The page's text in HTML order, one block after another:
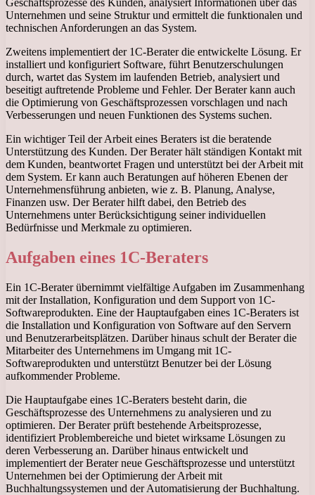
Unternehmen und seine Struktur und ermittelt die funktionalen und
technischen Anforderungen an das System.
Zweitens implementiert der 1C-Berater die entwickelte Lösung. Er
installiert und konfiguriert Software, führt Benutzerschulungen
durch, wartet das System im laufenden Betrieb, analysiert und
beseitigt auftretende Probleme und Fehler. Der Berater kann auch
die Optimierung von Geschäftsprozessen vorschlagen und nach
Verbesserungen und neuen Funktionen des Systems suchen.
Ein wichtiger Teil der Arbeit eines Beraters ist die beratende
Unterstützung des Kunden. Der Berater hält ständigen Kontakt mit
dem Kunden, beantwortet Fragen und unterstützt bei der Arbeit mit
dem System. Er kann auch Beratungen auf höheren Ebenen der
Unternehmensführung anbieten, wie z. B. Planung, Analyse,
Finanzen usw. Der Berater hilft dabei, den Betrieb des
Unternehmens unter Berücksichtigung seiner individuellen
Bedürfnisse und Merkmale zu optimieren.
Aufgaben eines 1C-Beraters
Ein 1C-Berater übernimmt vielfältige Aufgaben im Zusammenhang
mit der Installation, Konfiguration und dem Support von 1C-
Softwareprodukten. Eine der Hauptaufgaben eines 1C-Beraters ist
die Installation und Konfiguration von Software auf den Servern
und Benutzerarbeitsplätzen. Darüber hinaus schult der Berater die
Mitarbeiter des Unternehmens im Umgang mit 1C-
Softwareprodukten und unterstützt Benutzer bei der Lösung
aufkommender Probleme.
Die Hauptaufgabe eines 1C-Beraters besteht darin, die
Geschäftsprozesse des Unternehmens zu analysieren und zu
optimieren. Der Berater prüft bestehende Arbeitsprozesse,
identifiziert Problembereiche und bietet wirksame Lösungen zu
deren Verbesserung an. Darüber hinaus entwickelt und
implementiert der Berater neue Geschäftsprozesse und unterstützt
Unternehmen bei der Optimierung der Arbeit mit
Buchhaltungssystemen und der Automatisierung der Buchhaltung.